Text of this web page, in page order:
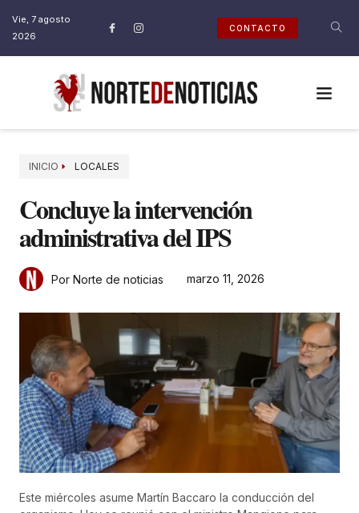
Vie, 7 agosto
2026
CONTACTO
INICIO LOCALES
Concluye la intervención
administrativa del IPS
Por Norte de noticias marzo 11, 2026
Este miércoles asume Martín Baccaro la conducción del